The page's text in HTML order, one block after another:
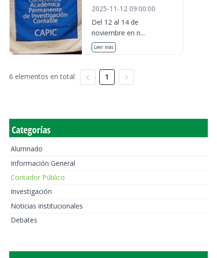
2025-11-12 09:00:00
Del 12 al 14 de
noviembre en n...
Leer más
6 elementos en total: 1
Categorías
Alumnado
Información General
Contador Público
Investigación
Noticias institucionales
Debates